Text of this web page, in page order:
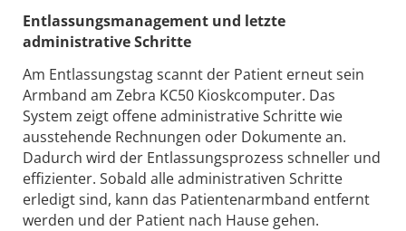
Entlassungsmanagement und letzte
administrative Schritte
Am Entlassungstag scannt der Patient erneut sein
Armband am Zebra KC50 Kioskcomputer. Das
System zeigt offene administrative Schritte wie
ausstehende Rechnungen oder Dokumente an.
Dadurch wird der Entlassungsprozess schneller und
effizienter. Sobald alle administrativen Schritte
erledigt sind, kann das Patientenarmband entfernt
werden und der Patient nach Hause gehen.